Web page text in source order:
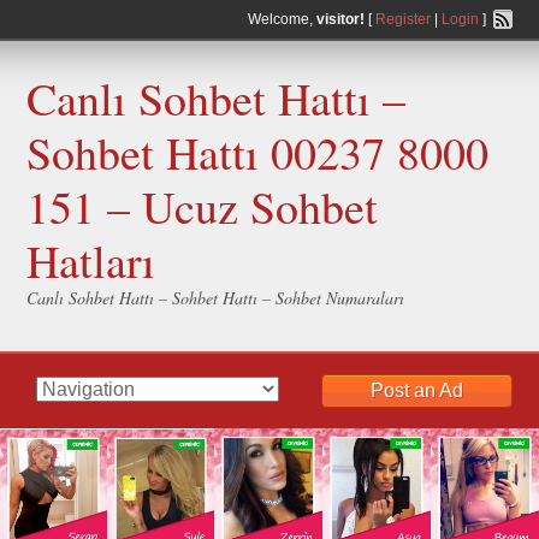
Welcome, visitor! [ Register| Login ]
Canlı Sohbet Hattı –
Sohbet Hattı 00237 8000
151 – Ucuz Sohbet
Hatları
Canlı Sohbet Hattı – Sohbet Hattı – Sohbet Numaraları
Post an Ad